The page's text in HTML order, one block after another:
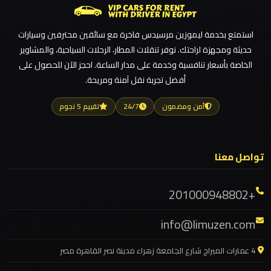
ليموزين مطار العلمين الجديدة
ليموزين مطار العلمين
ليموزين مطار العالمين
ليموزين مطار العاصمة الادارية
ليموزين مطار اكتوبر
ليموزين مرسيدس ايجار بالسائق فى مصر
ليموزين مرسي مطروح
ليموزين مرسي علم
ليموزين مدينتي
الادارية
ليموزين
مصر
الجديدة
مصر
استمتع بخدمة ليموزين مرسيدس فاخرة مع سائقين محترفين وسيارات
حديثة ومجهزة لراحتك. نوفر تنقلات المطار، الرحلات السياحية، والمشاوير
الخاصة بأسعار تنافسية وخدمة على مدار الساعة. احجز الآن للحصول على
أفضل تجربة نقل آمنة ومريحة.
آمن ومضمون 24/7 تقييم 5 نجوم
تواصل معنا
+201000948802
info@limuzen.com
4 عمارات الميراج شارع الجامعة زهراء مدينة نصر القاهرة مصر